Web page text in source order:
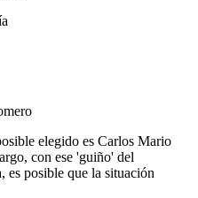
elegido es Carlos Mario
con ese 'guiño' del
es posible que la situación